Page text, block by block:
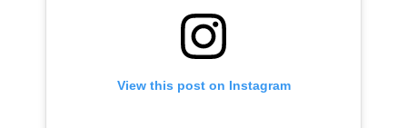
View this post on Instagram